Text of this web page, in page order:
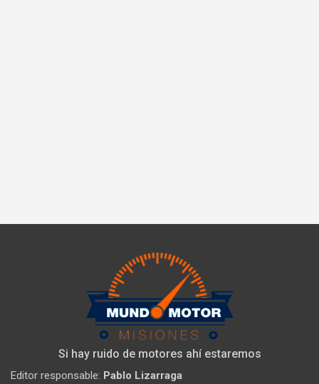
Si hay ruido de motores ahí estaremos
Editor responsable: Pablo Lizarraga